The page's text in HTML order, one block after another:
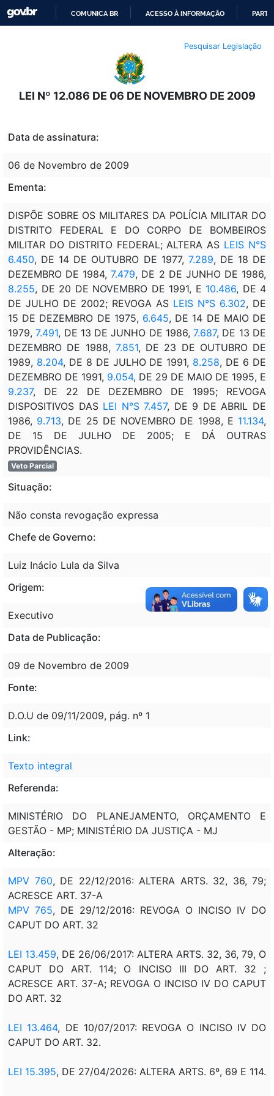
O
CONTEÚDO
COMUNICA BR ACESSO À INFORMAÇÃO
Pesquisar Legislação
LEI Nº 12.086 DE 06 DE NOVEMBRO DE 2009
Data de assinatura:
06 de Novembro de 2009
Ementa:
DISPÕE SOBRE OS MILITARES DA POLÍCIA MILITAR DO
DISTRITO FEDERAL E DO CORPO DE BOMBEIROS
MILITAR DO DISTRITO FEDERAL; ALTERA AS LEIS N°S
6.450, DE 14 DE OUTUBRO DE 1977, 7.289, DE 18 DE
DEZEMBRO DE 1984,7.479, DE 2 DE JUNHO DE 1986,
8.255, DE 20 DE NOVEMBRO DE 1991, E 10.486, DE 4
DE JULHO DE 2002; REVOGA AS LEIS N°S 6.302, DE
15 DE DEZEMBRO DE 1975, 6.645, DE 14 DE MAIO DE
1979, 7.491, DE 13 DE JUNHO DE 1986,7.687, DE 13 DE
DEZEMBRO DE 1988, 7.851, DE 23 DE OUTUBRO DE
1989, 8.204, DE 8 DE JULHO DE 1991, 8.258, DE 6 DE
DEZEMBRO DE 1991, 9.054, DE 29 DE MAIO DE 1995, E
9.237, DE 22 DE DEZEMBRO DE 1995; REVOGA
DISPOSITIVOS DASLEI N°S 7.457, DE 9 DE ABRIL DE
1986, 9.713, DE 25 DE NOVEMBRO DE 1998, E 11.134,
DE 15 DE JULHO DE 2005; E DÁ OUTRAS
PROVIDÊNCIAS.
Veto Parcial
Situação:
Não consta revogação expressa
Chefe de Governo:
Luiz Inácio Lula da Silva
Origem:
Executivo
Data de Publicação:
09 de Novembro de 2009
Fonte:
D.O.U de 09/11/2009, pág. nº 1
Link:
Texto integral
Referenda:
MINISTÉRIO DO PLANEJAMENTO, ORÇAMENTO E
GESTÃO - MP; MINISTÉRIO DA JUSTIÇA - MJ
Alteração:
MPV 760, DE 22/12/2016: ALTERA ARTS. 32, 36, 79;
ACRESCE ART. 37-A
MPV 765, DE 29/12/2016: REVOGA O INCISO IV DO
CAPUT DO ART. 32
LEI 13.459, DE 26/06/2017: ALTERA ARTS. 32, 36, 79, O
CAPUT DO ART. 114; O INCISO III DO ART. 32 ;
ACRESCE ART. 37-A; REVOGA O INCISO IV DO CAPUT
DO ART. 32
LEI 13.464, DE 10/07/2017: REVOGA O INCISO IV DO
CAPUT DO ART. 32.
LEI 15.395, DE 27/04/2026: ALTERA ARTS. 6º, 69 E 114.